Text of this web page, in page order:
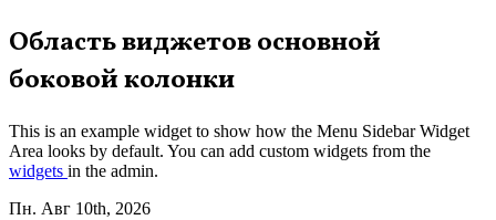
Перейти
к
содержимому
Область виджетов основной
боковой колонки
This is an example widget to show how the Menu Sidebar Widget
Area looks by default. You can add custom widgets from the
widgets in the admin.
Пн. Авг 10th, 2026